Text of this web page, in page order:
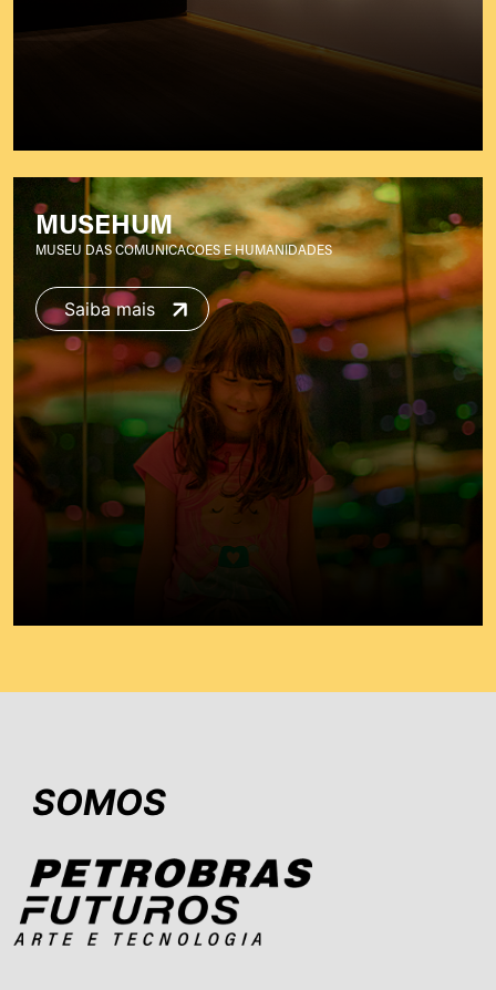
MUSEHUM
MUSEU DAS COMUNICACOES E HUMANIDADES
Saiba mais
SOMOS